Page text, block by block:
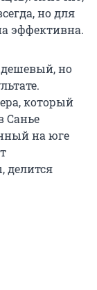
но для
эффективна.
но
который
Санье
на юге
делится